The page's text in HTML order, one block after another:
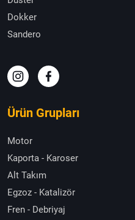
Dokker
Sandero
Ürün Grupları
Motor
Kaporta - Karoser
Alt Takım
Egzoz - Katalizör
Fren - Debriyaj